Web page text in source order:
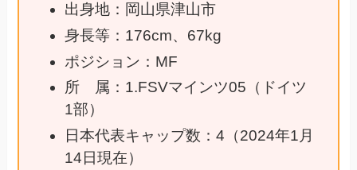
出身地：岡山県津山市
身長等：176cm、67kg
ポジション：MF
所 属：1.FSVマインツ05（ドイツ
1部）
日本代表キャップ数：4（2024年1月
14日現在）